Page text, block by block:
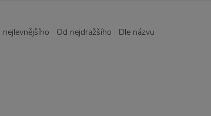
nejlevnějšího Od nejdražšího Dle názvu